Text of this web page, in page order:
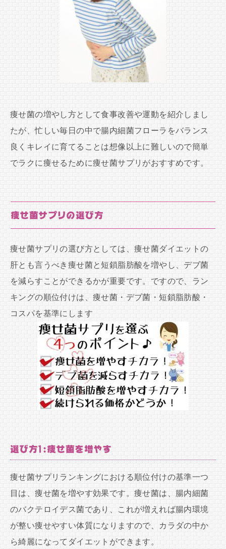
痩せ菌の増やし方として食事改善や運動を紹介しまし
たが、忙しい毎日の中で腸内細菌フローラをバランス
良くキレイに育てることは想像以上に難しいので簡単
でラクに痩せるために痩せ菌サプリがおすすめです。
痩せ菌サプリの選び方
痩せ菌サプリの選び方としては、痩せ菌ダイエットの
肝とも言うべき痩せ菌と短鎖脂肪酸を増やし、デブ菌
を減らすことができるかが重要です。ですので、ラン
キングの順位付けは、痩せ菌・デブ菌・短鎖脂肪酸・
コスパを基準にします
選び方1:痩せ菌を増やす
痩せ菌サプリランキングにおける順位付けの基準一つ
目は、痩せ菌を増やす効果です。痩せ菌は、腸内細菌
のバクテロイデス菌であり、これが増えれば腸内環境
が整い痩せやすい体質になりますので、カラダの中か
ら綺麗になってダイエットができます。